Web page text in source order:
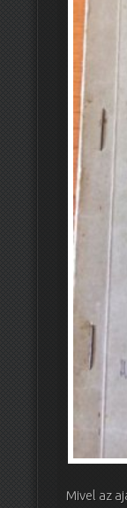
Mivel az